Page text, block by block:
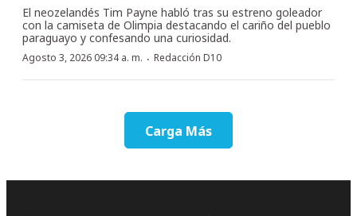
El neozelandés Tim Payne habló tras su estreno goleador
con la camiseta de Olimpia destacando el cariño del pueblo
paraguayo y confesando una curiosidad.
Agosto 3, 2026 09:34 a. m. · Redacción D10
Carga Más